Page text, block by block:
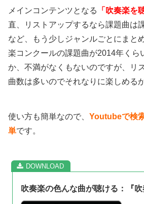
メインコンテンツとなる 「吹奏楽を
直、リストアップするなら課題曲は
など、もう少しジャンルごとにまと
楽コンクールの課題曲が2014年くら
か、不満がなくもないのですが、リ
曲数は多いのでそれなりに楽しめるか
使い方も簡単なので、 Youtubeで検
単です。
吹奏楽の色んな曲が聴ける：『